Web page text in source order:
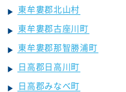
東牟婁郡北山村
東牟婁郡古座川町
東牟婁郡那智勝浦町
日高郡日高川町
日高郡みなべ町